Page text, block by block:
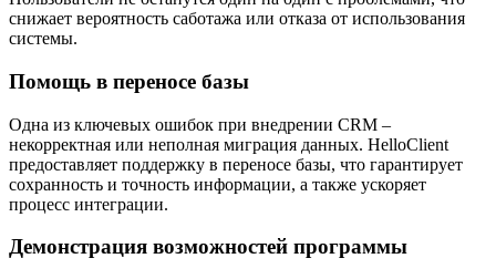
снижает вероятность саботажа или отказа от использования
системы.
Помощь в переносе базы
Одна из ключевых ошибок при внедрении CRM –
некорректная или неполная миграция данных. HelloClient
предоставляет поддержку в переносе базы, что гарантирует
сохранность и точность информации, а также ускоряет
процесс интеграции.
Демонстрация возможностей программы